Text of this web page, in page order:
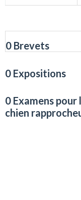
0 Brevets
0 Expositions
0 Examens
chien